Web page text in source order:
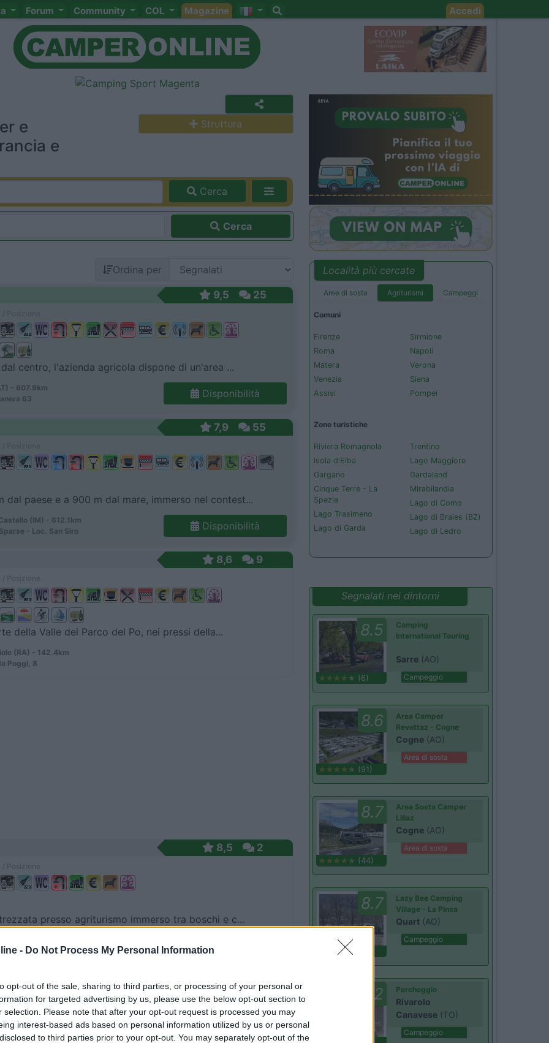
- Do Not Process My Personal Information
opt-out of the sale, sharing to third parties, or processing of your personal or
for targeted advertising by us, please use the below opt-out section to
selection. Please note that after your opt-out request is processed you may
interest-based ads based on personal information utilized by us or personal
to third parties prior to your opt-out. You may separately opt-out of the
Forum Community COL Magazine Accedi
e
e
Struttura
Cerca
Cerca
Ordina per
9,5 25
centro, l'azienda agricola dispone di un'area ...
- 607.9km
63
Disponibilità
7,9 55
dal paese e a 900 m dal mare, immerso nel contest...
(IM) - 612.1km
- Loc. San Siro
Disponibilità
8,6 9
della Valle del Parco del Po, nei pressi della...
(RA) - 142.4km
Poggi, 8
8,5 2
presso agriturismo immerso tra boschi e c...
Posizione
Località più cercate
Aree di sosta Agriturismi Campeggi
Comuni
Firenze
Roma
Matera
Venezia
Assisi
Sirmione
Napoli
Verona
Siena
Pompei
Zone turistiche
Riviera Romagnola
Isola d'Elba
Gargano
Cinque Terre - La
Spezia
Lago Trasimeno
Lago di Garda
Trentino
Lago Maggiore
Gardaland
Mirabilandia
Lago di Como
Lago di Braies (BZ)
Lago di Ledro
Segnalati nei dintorni
8.5
(6)
Camping
International Touring
Sarre (AO)
Campeggio
8.6
(91)
Area Camper
Revettaz - Cogne
Cogne (AO)
Area di sosta
8.7
(44)
Area Sosta Camper
Lillaz
Cogne (AO)
Area di sosta
8.7
Lazy Bee Camping
Village - La Pinsa
Quart (AO)
Campeggio
8.2 Parcheggio
Rivarolo
Canavese (TO)
Campeggio